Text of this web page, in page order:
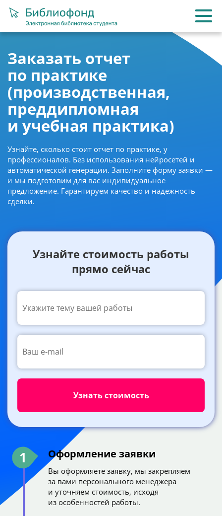
Заказать отчет
по практике
(производственная,
преддипломная
и учебная практика)
Узнайте, сколько стоит отчет по практике, у
профессионалов. Без использования нейросетей и
автоматической генерации. Заполните форму заявки —
и мы подготовим для вас индивидуальное
предложение. Гарантируем качество и надежность
сделки.
Узнайте стоимость работы
прямо сейчас
1 Оформление заявки
Вы оформляете заявку, мы закрепляем
за вами персонального менеджера
и уточняем стоимость, исходя
из особенностей работы.